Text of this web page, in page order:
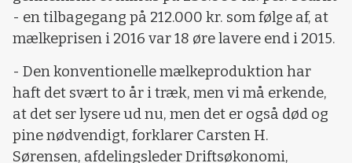
- en tilbagegang på 212.000 kr. som følge af, at
mælkeprisen i 2016 var 18 øre lavere end i 2015.
- Den konventionelle mælkeproduktion har
haft det svært to år i træk, men vi må erkende,
at det ser lysere ud nu, men det er også død og
pine nødvendigt, forklarer Carsten H.
Sørensen, afdelingsleder Driftsøkonomi,